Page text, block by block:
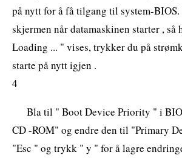
på nytt for å få tilgang til system-BIOS.
skjermen når datamaskinen starter , så
Loading ... " vises, trykker du på
starte på nytt igjen .
4
Bla til " Boot Device Priority " i
CD -ROM" og endre den til "Primary
"Esc " og trykk " y " for å lagre